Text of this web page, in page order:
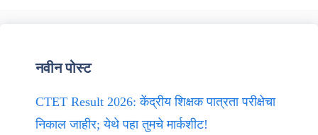
नवीन पोस्ट
CTET Result 2026: केंद्रीय शिक्षक पात्रता परीक्षेचा
निकाल जाहीर; येथे पहा तुमचे मार्कशीट!